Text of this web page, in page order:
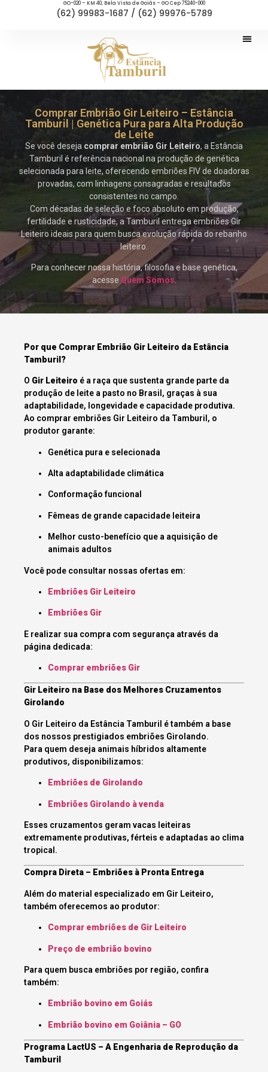
GO-020 – KM 40, Bela Vista de Goiás – GO Cep 75240-000
(62) 99983-1687 / (62) 99976-5789
Comprar Embrião Gir Leiteiro – Estância
Tamburil | Genética Pura para Alta Produção
de Leite
Se você deseja comprar embrião Gir Leiteiro, a Estância
Tamburil é referência nacional na produção de genética
selecionada para leite, oferecendo embriões FIV de doadoras
provadas, com linhagens consagradas e resultados
consistentes no campo.
Com décadas de seleção e foco absoluto em produção,
fertilidade e rusticidade, a Tamburil entrega embriões Gir
Leiteiro ideais para quem busca evolução rápida do rebanho
leiteiro.
Para conhecer nossa história, filosofia e base genética,
acesse Quem Somos.
Por que Comprar Embrião Gir Leiteiro da Estância
Tamburil?
O Gir Leiteiro é a raça que sustenta grande parte da
produção de leite a pasto no Brasil, graças à sua
adaptabilidade, longevidade e capacidade produtiva.
Ao comprar embriões Gir Leiteiro da Tamburil, o
produtor garante:
Genética pura e selecionada
Alta adaptabilidade climática
Conformação funcional
Fêmeas de grande capacidade leiteira
Melhor custo-benefício que a aquisição de
animais adultos
Você pode consultar nossas ofertas em:
Embriões Gir Leiteiro
Embriões Gir
E realizar sua compra com segurança através da
página dedicada:
Comprar embriões Gir
Gir Leiteiro na Base dos Melhores Cruzamentos
Girolando
O Gir Leiteiro da Estância Tamburil é também a base
dos nossos prestigiados embriões Girolando.
Para quem deseja animais híbridos altamente
produtivos, disponibilizamos:
Embriões de Girolando
Embriões Girolando à venda
Esses cruzamentos geram vacas leiteiras
extremamente produtivas, férteis e adaptadas ao clima
tropical.
Compra Direta – Embriões à Pronta Entrega
Além do material especializado em Gir Leiteiro,
também oferecemos ao produtor:
Comprar embriões de Gir Leiteiro
Preço de embrião bovino
Para quem busca embriões por região, confira
também:
Embrião bovino em Goiás
Embrião bovino em Goiânia – GO
Programa LactUS – A Engenharia de Reprodução da
Tamburil